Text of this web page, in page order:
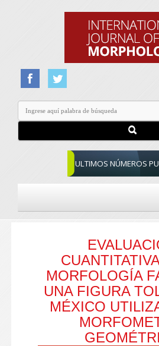
ULTIMOS NÚMEROS
MORFOLOGÍA
UNA FIGURA
MÉXICO